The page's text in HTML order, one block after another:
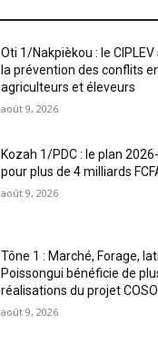
Oti 1/Nakpièkou : le CIPLEV
la prévention des conflits
agriculteurs et éleveurs
août 9, 2026
Kozah 1/PDC : le plan
pour plus de 4 milliards
août 9, 2026
Tône 1 : Marché, Forage,
Poissongui bénéficie de
réalisations du projet COSO
août 9, 2026